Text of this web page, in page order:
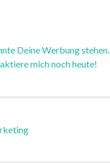
Deine Werbung stehen.
mich noch heute!